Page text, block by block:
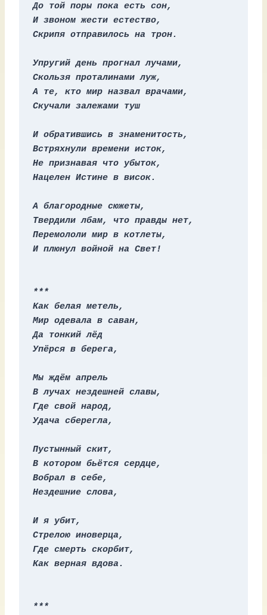
До той поры пока есть сон,
И звоном жести естество,
Скрипя отправилось на трон.
Упругий день прогнал лучами,
Скользя проталинами луж,
А те, кто мир назвал врачами,
Скучали залежами туш
И обратившись в знаменитость,
Встряхнули времени исток,
Не признавая что убыток,
Нацелен Истине в висок.
А благородные сюжеты,
Твердили лбам, что правды нет,
Перемололи мир в котлеты,
И плюнул войной на Свет!
***
Как белая метель,
Мир одевала в саван,
Да тонкий лёд
Упёрся в берега,
Мы ждём апрель
В лучах нездешней славы,
Где свой народ,
Удача сберегла,
Пустынный скит,
В котором бьётся сердце,
Вобрал в себе,
Нездешние слова,
И я убит,
Стрелою иноверца,
Где смерть скорбит,
Как верная вдова.
***